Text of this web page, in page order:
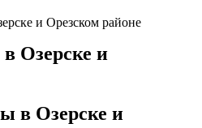
и Орезском районе
Озерске и
в Озерске и